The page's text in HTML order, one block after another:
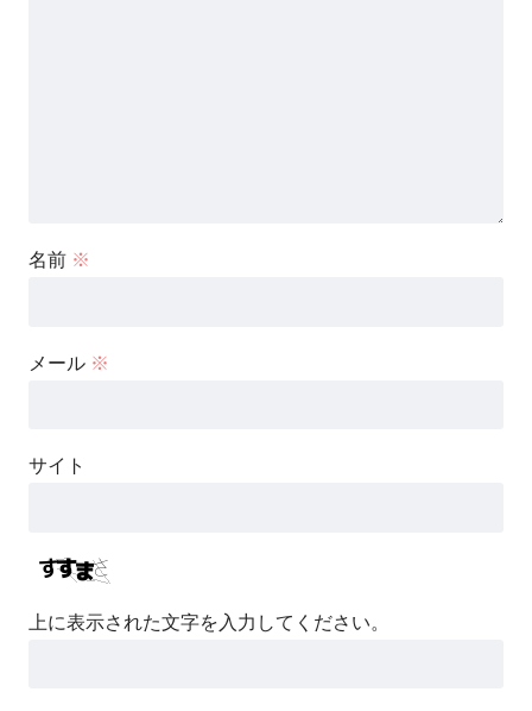
名前 ※
メール ※
サイト
上に表示された文字を入力してください。